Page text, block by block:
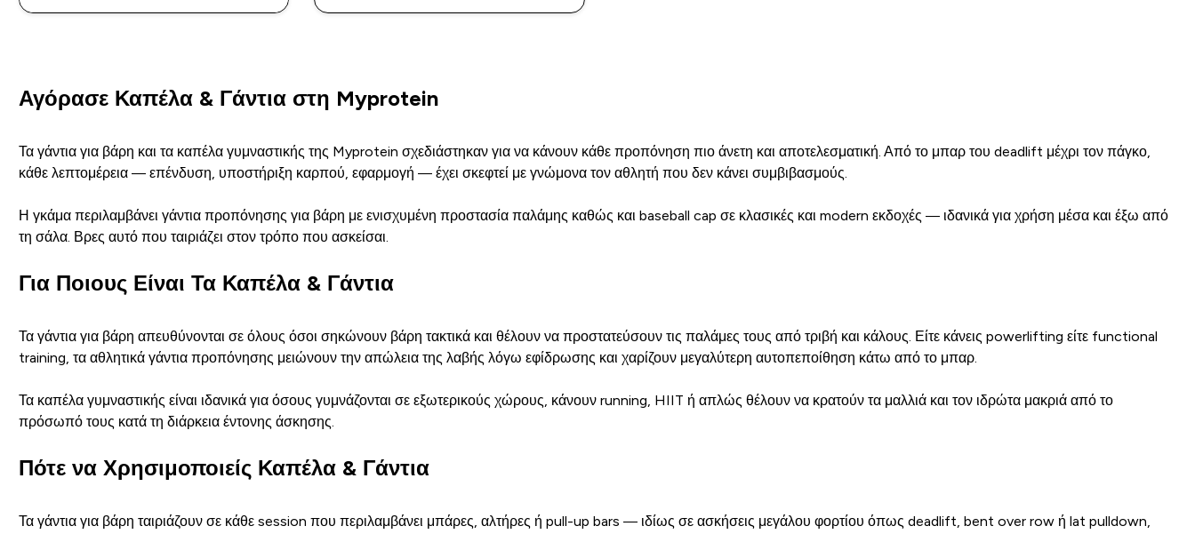
Αγόρασε Καπέλα & Γάντια στη Myprotein
Τα γάντια για βάρη και τα καπέλα γυμναστικής της Myprotein σχεδιάστηκαν για να κάνουν κάθε προπόνηση πιο άνετη και αποτελεσματική. Από το μπαρ του deadlift μέχρι τον πάγκο,
κάθε λεπτομέρεια — επένδυση, υποστήριξη καρπού, εφαρμογή — έχει σκεφτεί με γνώμονα τον αθλητή που δεν κάνει συμβιβασμούς.
Η γκάμα περιλαμβάνει γάντια προπόνησης για βάρη με ενισχυμένη προστασία παλάμης καθώς και baseball cap σε κλασικές και modern εκδοχές — ιδανικά για χρήση μέσα και έξω από
τη σάλα. Βρες αυτό που ταιριάζει στον τρόπο που ασκείσαι.
Για Ποιους Είναι Τα Καπέλα & Γάντια
Τα γάντια για βάρη απευθύνονται σε όλους όσοι σηκώνουν βάρη τακτικά και θέλουν να προστατεύσουν τις παλάμες τους από τριβή και κάλους. Είτε κάνεις powerlifting είτε functional
training, τα αθλητικά γάντια προπόνησης μειώνουν την απώλεια της λαβής λόγω εφίδρωσης και χαρίζουν μεγαλύτερη αυτοπεποίθηση κάτω από το μπαρ.
Τα καπέλα γυμναστικής είναι ιδανικά για όσους γυμνάζονται σε εξωτερικούς χώρους, κάνουν running, HIIT ή απλώς θέλουν να κρατούν τα μαλλιά και τον ιδρώτα μακριά από το
πρόσωπό τους κατά τη διάρκεια έντονης άσκησης.
Πότε να Χρησιμοποιείς Καπέλα & Γάντια
Τα γάντια για βάρη ταιριάζουν σε κάθε session που περιλαμβάνει μπάρες, αλτήρες ή pull-up bars — ιδίως σε ασκήσεις μεγάλου φορτίου όπως deadlift, bent over row ή lat pulldown,